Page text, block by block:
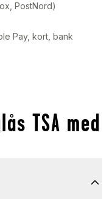
PostNord)
Pay, kort, bank
TSA med